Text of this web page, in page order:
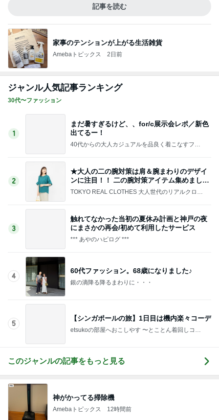
記事を読む
家事のテンションが上がる生活雑貨
Amebaトピックス 2日前
ジャンル人気記事ランキング
30代〜ファッション
1
まだ暑すぎるけど、、for/c展示会レポ／新色
出てるー！
40代からの大人カジュアルを品良く着こなすファ
2
★大人の二の腕対策は肩＆腕まわりのデザイ
ンに注目！！ 二の腕対策アイテム集めました
♪
TOKYO REAL CLOTHES 大人世代のリアルクロー
3
触れてなかった当初の夏休み計画と神戸の夜
にまさかの再会/初めて利用したサービス
*** あやのハピログ ***
4
60代ファッション。68歳になりました♪
銀の滴降る降るまわりに・・・
5
【シンガポールの旅】1日目は機内楽々コーデ
etsukoの部屋へおこしやす 〜とことん着回しコー
このジャンルの記事をもっと見る
神がかってる掃除機
Amebaトピックス 12時間前